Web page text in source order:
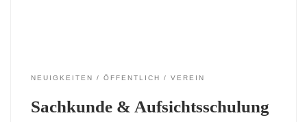
NEUIGKEITEN ÖFFENTLICH VEREIN
Sachkunde & Aufsichtsschulung